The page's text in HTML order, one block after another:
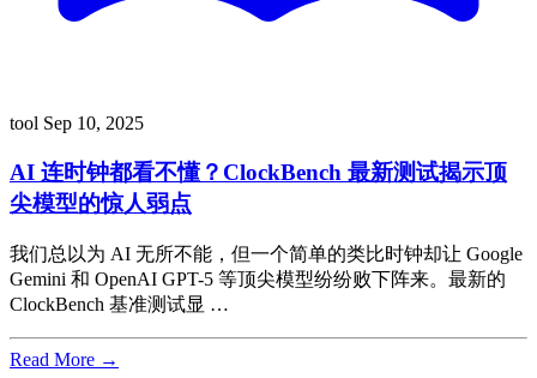
tool Sep 10, 2025
AI 连时钟都看不懂？ClockBench 最新测试揭示顶
尖模型的惊人弱点
我们总以为 AI 无所不能，但一个简单的类比时钟却让 Google
Gemini 和 OpenAI GPT-5 等顶尖模型纷纷败下阵来。最新的
ClockBench 基准测试显 …
Read More →